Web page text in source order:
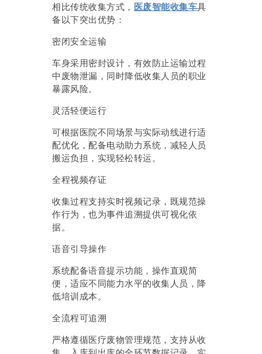
相比传统收集方式， 医废智能收集车具
备以下突出优势：
密闭安全运输
车身采用密封设计，有效防止运输过程
中废物泄漏，同时降低收集人员的职业
暴露风险。
灵活轻便运行
可根据医院不同场景与实际动线进行适
配优化，配备电动助力系统，减轻人员
搬运负担，实现轻松转运。
全程视频存证
收集过程支持实时视频记录，既规范操
作行为，也为事件追溯提供可视化依
据。
语音引导操作
系统配备语音提示功能，操作直观简
便，适应不同能力水平的收集人员，降
低培训成本。
全流程可追溯
严格遵循医疗废物管理规范，支持从收